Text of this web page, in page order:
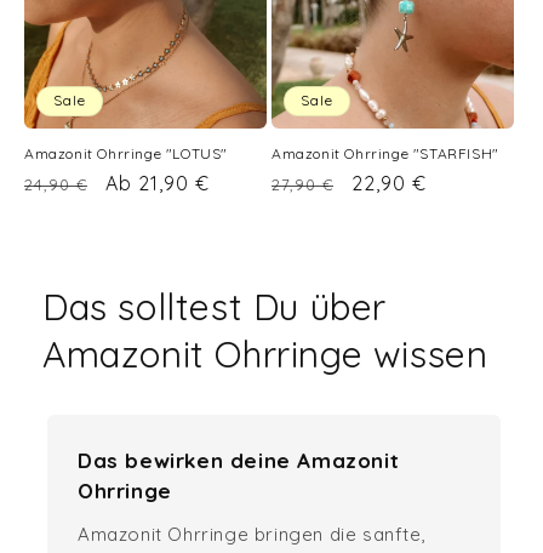
Sale
Amazonit Ohrringe "LOTUS"
Normaler
24,90 € Verkaufspreis
Ab 21,90 €
Sale
Amazonit Ohrringe "STARFISH"
Normaler
27,90 € Verkaufspreis
22,90 €
Das solltest Du über
Amazonit Ohrringe wissen
Das bewirken deine Amazonit
Ohrringe
Amazonit Ohrringe bringen die sanfte,